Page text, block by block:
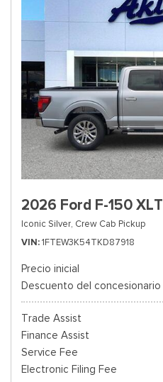
2026 Ford F-150 XLT
Iconic Silver, Crew Cab Pickup
VIN 1FTEW3K54TKD87918
Precio inicial
Descuento del concesionario
Trade Assist
Finance Assist
Service Fee
Electronic Filing Fee